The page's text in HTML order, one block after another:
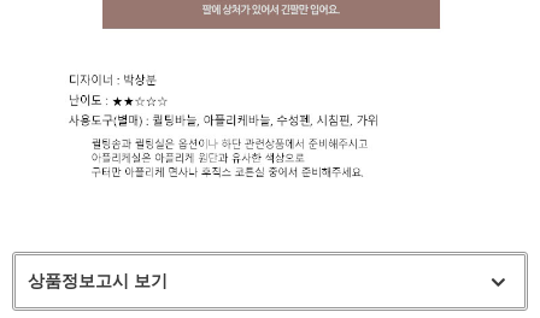
상품정보고시 보기